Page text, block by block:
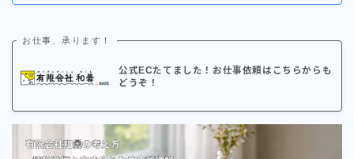
お仕事、承ります！
公式ECたてました！お仕事依頼はこちらからも
どうぞ！